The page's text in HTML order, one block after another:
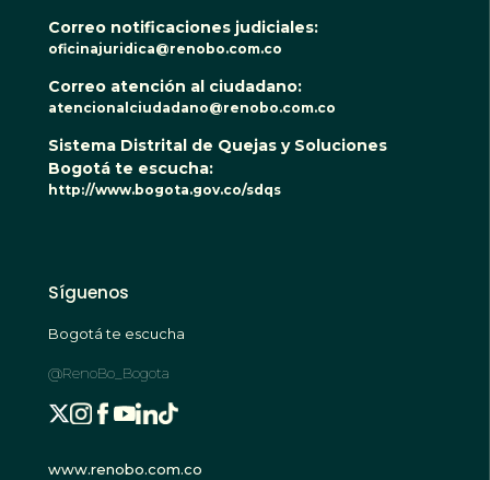
Correo notificaciones judiciales:
oficinajuridica@renobo.com.co
Correo atención al ciudadano:
atencionalciudadano@renobo.com.co
Sistema Distrital de Quejas y Soluciones
Bogotá te escucha:
http://www.bogota.gov.co/sdqs
Síguenos
Bogotá te escucha
@RenoBo_Bogota
www.renobo.com.co